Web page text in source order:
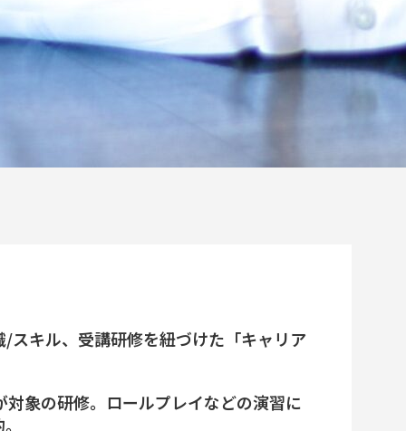
スキル、受講研修を紐づけた「キャリア
象の研修。ロールプレイなどの演習に